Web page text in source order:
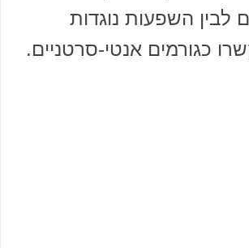
לבין השפעות נוגדות
כגורמים אנטי-סרטניים.